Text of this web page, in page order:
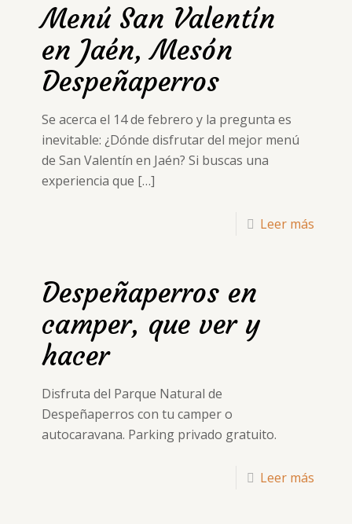
Menú San Valentín
en Jaén, Mesón
Despeñaperros
Se acerca el 14 de febrero y la pregunta es
inevitable: ¿Dónde disfrutar del mejor menú
de San Valentín en Jaén? Si buscas una
experiencia que […]
Leer más
Despeñaperros en
camper, que ver y
hacer
Disfruta del Parque Natural de
Despeñaperros con tu camper o
autocaravana. Parking privado gratuito.
Leer más